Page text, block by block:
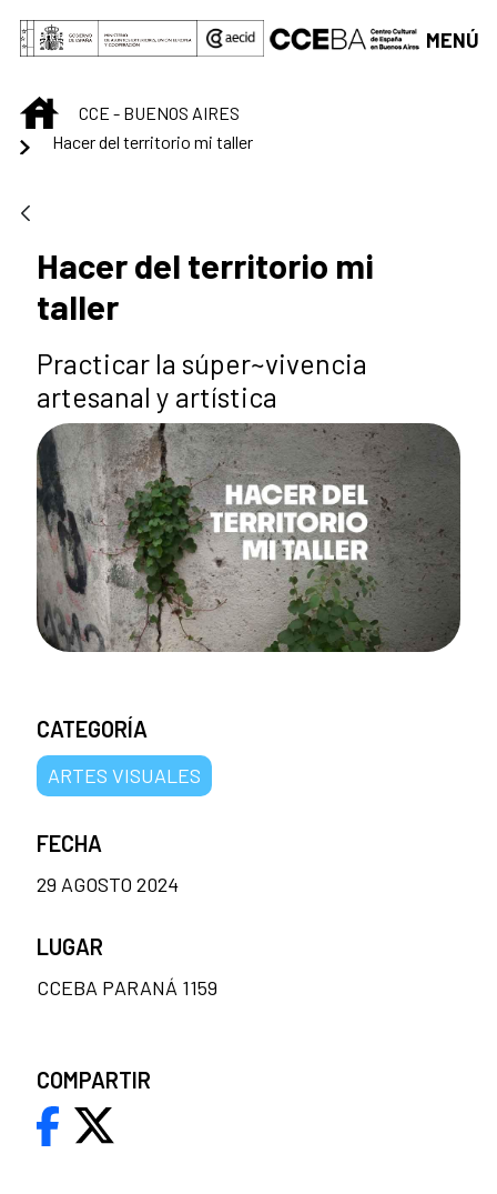
Saltar al contenido principal
MENÚ
INICIOCCE - BUENOS AIRES
Hacer del territorio mi taller
Hacer del territorio mi
taller
Practicar la súper~vivencia
artesanal y artística
CATEGORÍA
ARTES VISUALES
FECHA
29 AGOSTO 2024
LUGAR
CCEBA PARANÁ 1159
COMPARTIR